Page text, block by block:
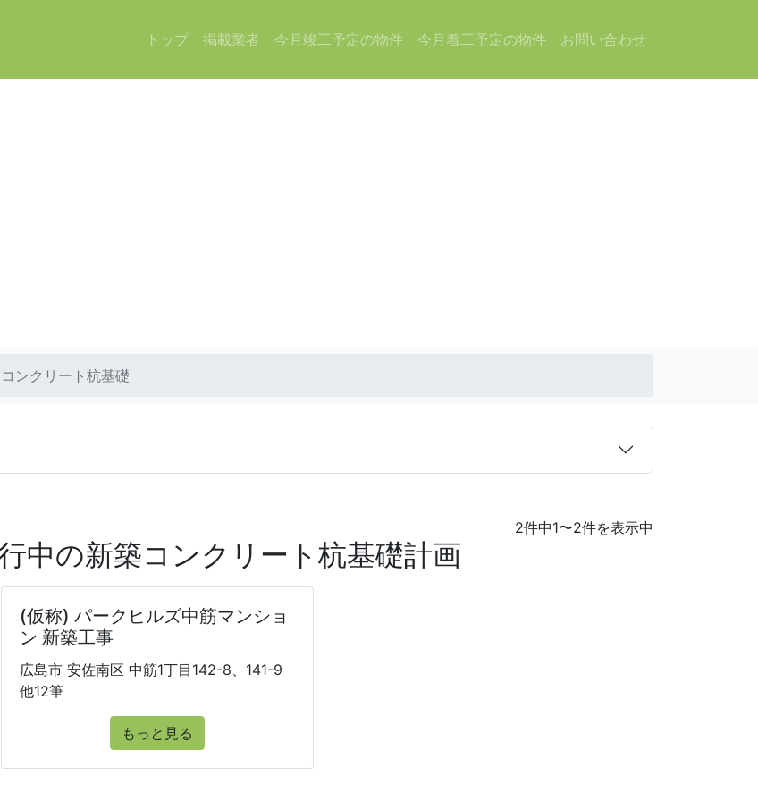
トップ 掲載業者 今月竣工予定の物件 今月着工予定の物件 お問い合わせ
コンクリート杭基礎
2件中1〜2件を表示中
中の新築コンクリート杭基礎計画
(仮称) パークヒルズ中筋マンショ
ン 新築工事
広島市 安佐南区 中筋1丁目142-8、141-9
他12筆
もっと見る